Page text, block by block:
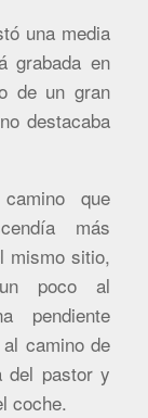
una media
grabada en
de un gran
destacaba
que
más
mismo sitio,
poco al
pendiente
camino de
del pastor y
coche.